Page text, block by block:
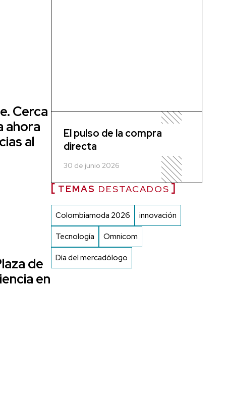
Cerca
ahora
al
de
en
El pulso de la compra
directa
30 de junio 2026
TEMAS DESTACADOS
Colombiamoda 2026 innovación
Tecnología Omnicom
Día del mercadólogo